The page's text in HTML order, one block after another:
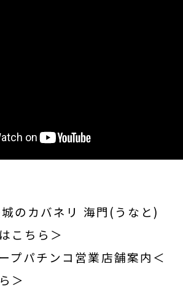
のカバネリ 海門(うなと)
こちら＞
プパチンコ営業店舗案内＜
＞